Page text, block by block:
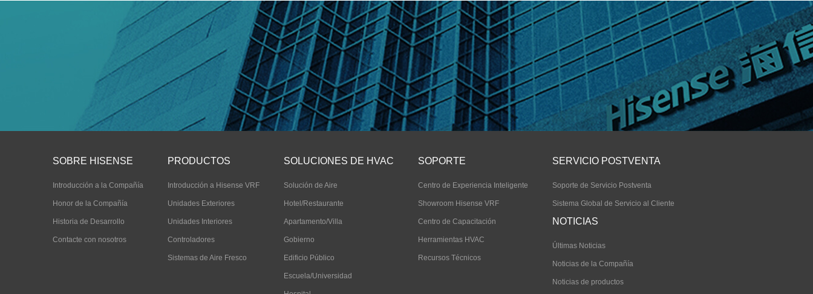
SOBRE HISENSE
Introducción a la Compañía
Honor de la Compañía
Historia de Desarrollo
Contacte con nosotros
PRODUCTOS
Introducción a Hisense VRF
Unidades Exteriores
Unidades Interiores
Controladores
Sistemas de Aire Fresco
SOLUCIONES DE HVAC
Solución de Aire
Hotel/Restaurante
Apartamento/Villa
Gobierno
Edificio Público
Escuela/Universidad
SOPORTE
Centro de Experiencia Inteligente
Showroom Hisense VRF
Centro de Capacitación
Herramientas HVAC
Recursos Técnicos
SERVICIO POSTVENTA
Soporte de Servicio Postventa
Sistema Global de Servicio al Cliente
NOTICIAS
Últimas Noticias
Noticias de la Compañía
Noticias de productos